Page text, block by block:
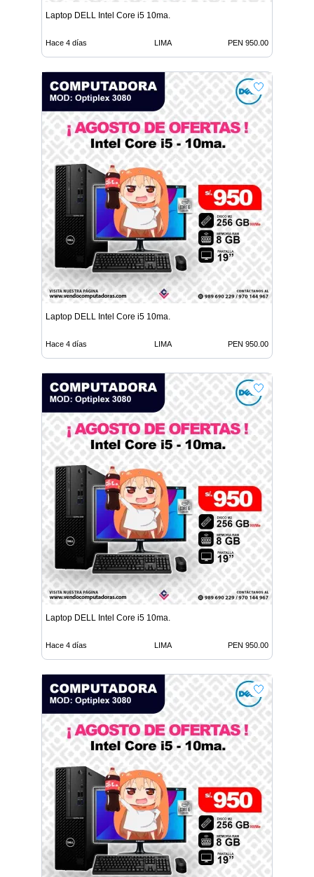
Laptop DELL Intel Core i5 10ma.
Hace 4 días LIMA PEN 950.00
Laptop DELL Intel Core i5 10ma.
Hace 4 días LIMA PEN 950.00
Laptop DELL Intel Core i5 10ma.
Hace 4 días LIMA PEN 950.00